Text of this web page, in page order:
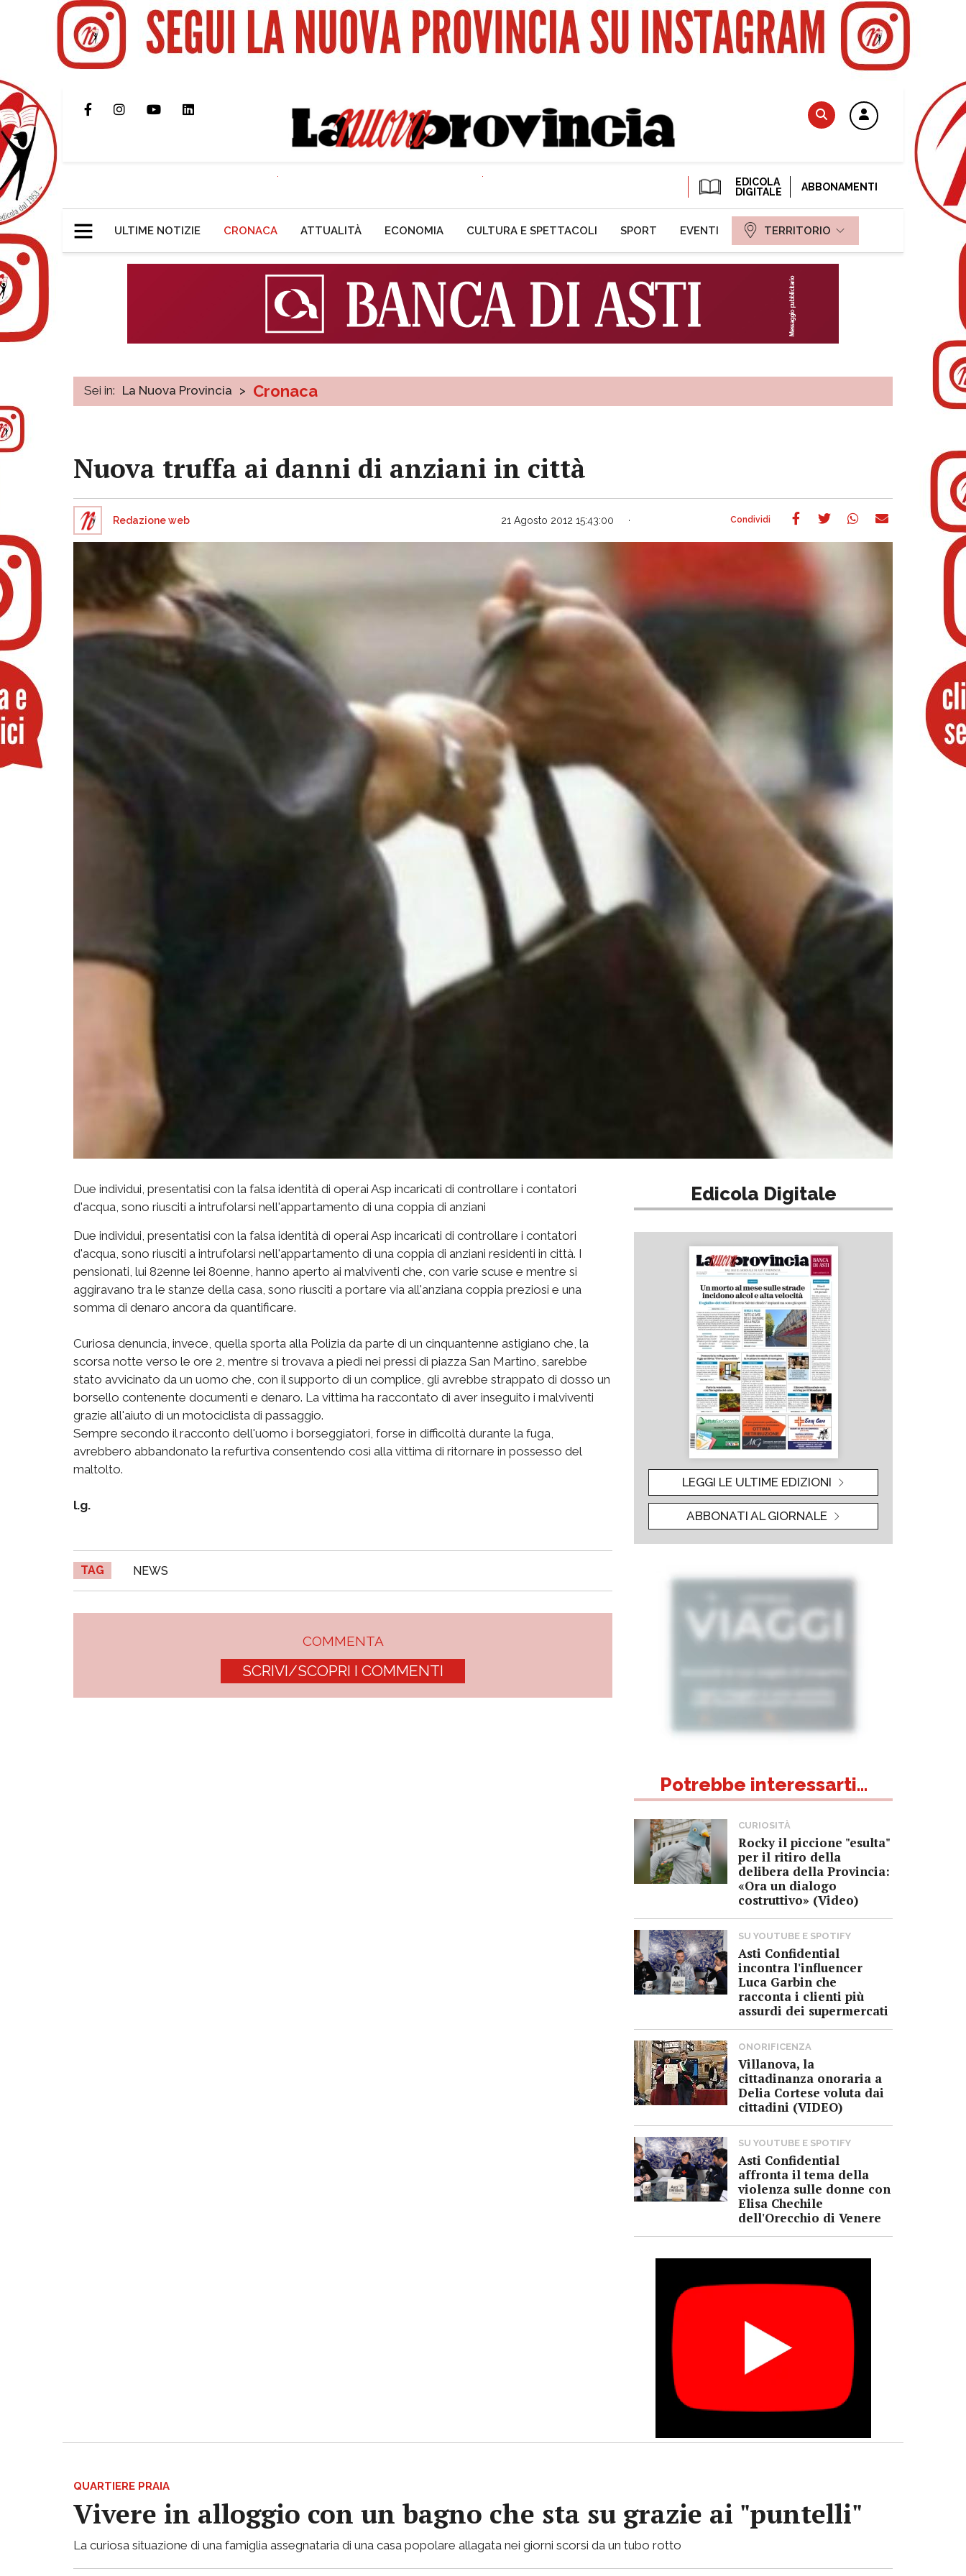
EDICOLA
DIGITALE
ABBONAMENTI
ULTIME NOTIZIE CRONACA ATTUALITÀ ECONOMIA CULTURA E SPETTACOLI SPORT EVENTI TERRITORIO
Sei in: La Nuova Provincia > Cronaca
Nuova truffa ai danni di anziani in città
Redazione web 21 Agosto 2012 15:43:00
Due individui, presentatisi con la falsa identità di operai Asp incaricati di controllare i contatori
d'acqua, sono riusciti a intrufolarsi nell'appartamento di una coppia di anziani
Due individui, presentatisi con la falsa identità di operai Asp incaricati di controllare i contatori
d'acqua, sono riusciti a intrufolarsi nell'appartamento di una coppia di anziani residenti in città. I
pensionati, lui 82enne lei 80enne, hanno aperto ai malviventi che, con varie scuse e mentre si
aggiravano tra le stanze della casa, sono riusciti a portare via all'anziana coppia preziosi e una
somma di denaro ancora da quantificare.
Curiosa denuncia, invece, quella sporta alla Polizia da parte di un cinquantenne astigiano che, la
scorsa notte verso le ore 2, mentre si trovava a piedi nei pressi di piazza San Martino, sarebbe
stato avvicinato da un uomo che, con il supporto di un complice, gli avrebbe strappato di dosso un
borsello contenente documenti e denaro. La vittima ha raccontato di aver inseguito i malviventi
grazie all'aiuto di un motociclista di passaggio.
Sempre secondo il racconto dell'uomo i borseggiatori, forse in difficoltà durante la fuga,
avrebbero abbandonato la refurtiva consentendo così alla vittima di ritornare in possesso del
maltolto.
l.g.
TAG NEWS
COMMENTA
SCRIVI/SCOPRI I COMMENTI
Edicola Digitale
LEGGI LE ULTIME EDIZIONI
ABBONATI AL GIORNALE
Potrebbe interessarti...
CURIOSITÀ
Rocky il piccione "esulta"
per il ritiro della
delibera della Provincia:
«Ora un dialogo
costruttivo» (Video)
SU YOUTUBE E SPOTIFY
Asti Confidential
incontra l'influencer
Luca Garbin che
racconta i clienti più
assurdi dei supermercati
ONORIFICENZA
Villanova, la
cittadinanza onoraria a
Delia Cortese voluta dai
cittadini (VIDEO)
SU YOUTUBE E SPOTIFY
Asti Confidential
affronta il tema della
violenza sulle donne con
Elisa Chechile
dell'Orecchio di Venere
QUARTIERE PRAIA
Vivere in alloggio con un bagno che sta su grazie ai "puntelli"
La curiosa situazione di una famiglia assegnataria di una casa popolare allagata nei giorni scorsi da un tubo rotto